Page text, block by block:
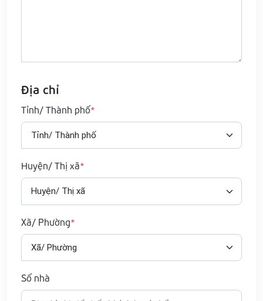
Địa chỉ
Tỉnh/ Thành phố
Huyện/ Thị xã
Xã/ Phường
Số nhà